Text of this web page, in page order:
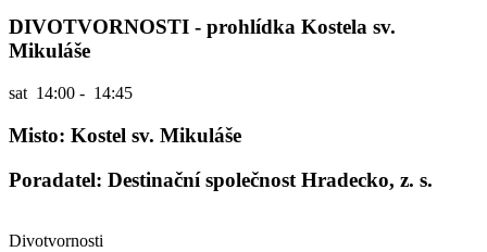
DIVOTVORNOSTI - prohlídka Kostela sv.
Mikuláše
sat 14:00 - 14:45
Misto: Kostel sv. Mikuláše
Poradatel: Destinační společnost Hradecko, z. s.
Divotvornosti